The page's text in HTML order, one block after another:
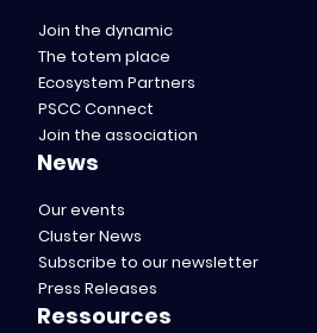
Join the dynamic
The totem place
Ecosystem Partners
PSCC Connect
Join the association
News
Our events
Cluster News
Subscribe to our newsletter
Press Releases
Ressources